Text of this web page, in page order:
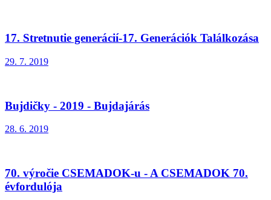
17. Stretnutie generácií-17. Generációk Találkozása
29. 7. 2019
Bujdičky - 2019 - Bujdajárás
28. 6. 2019
70. výročie CSEMADOK-u - A CSEMADOK 70.
évfordulója